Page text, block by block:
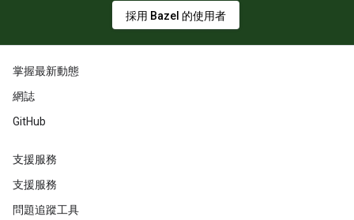
採用 Bazel 的使用者
掌握最新動態
網誌
GitHub
支援服務
支援服務
問題追蹤工具